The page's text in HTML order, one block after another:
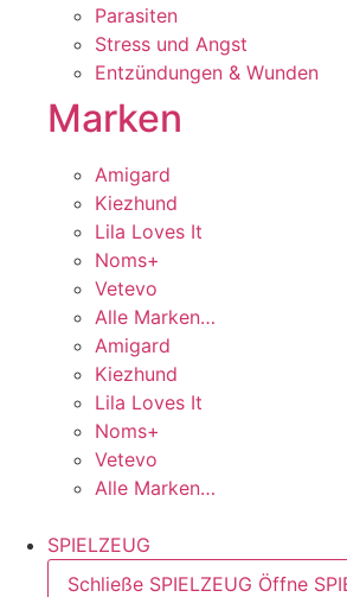
Parasiten
Stress und Angst
Entzündungen & Wunden
Marken
Amigard
Kiezhund
Lila Loves It
Noms+
Vetevo
Alle Marken…
Amigard
Kiezhund
Lila Loves It
Noms+
Vetevo
Alle Marken…
SPIELZEUG
Schließe SPIELZEUG Öffne